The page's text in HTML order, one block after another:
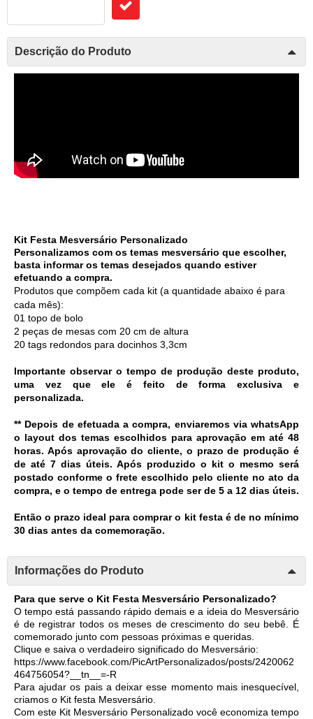
Descrição do Produto
Kit Festa Mesversário Personalizado
Personalizamos com os temas mesversário que escolher,
basta informar os temas desejados quando estiver
efetuando a compra.
Produtos que compõem cada kit (a quantidade abaixo é para
cada mês):
01 topo de bolo
2 peças de mesas com 20 cm de altura
20 tags redondos para docinhos 3,3cm
Importante observar o tempo de produção deste produto,
uma vez que ele é feito de forma exclusiva e
personalizada.
** Depois de efetuada a compra, enviaremos via whatsApp
o layout dos temas escolhidos para aprovação em até 48
horas. Após aprovação do cliente, o prazo de produção é
de até 7 dias úteis. Após produzido o kit o mesmo será
postado conforme o frete escolhido pelo cliente no ato da
Então o prazo ideal para comprar o kit festa é de no mínimo
30 dias antes da comemoração.
Informações do Produto
Para que serve o Kit Festa Mesversário Personalizado?
O tempo está passando rápido demais e a ideia do Mesversário
é de registrar todos os meses de crescimento do seu bebê. É
comemorado junto com pessoas próximas e queridas.
https://www.facebook.com/PicArtPersonalizados/posts/2420062
464756054?__tn__=-R
Para ajudar os pais a deixar esse momento mais inesquecível,
criamos o Kit festa Mesversário.
Com este Kit Mesversário Personalizado você economiza tempo